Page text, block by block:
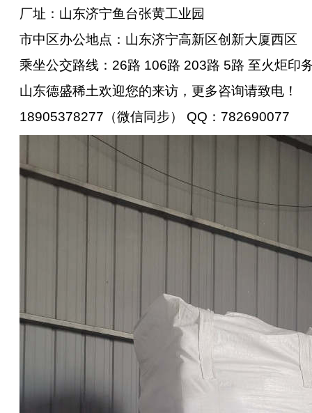
厂址：山东济宁鱼台张黄工业园
市中区办公地点：山东济宁高新区创新大厦西区
乘坐公交路线：26路 106路 203路 5路 至火炬印
山东德盛稀土欢迎您的来访，更多咨询请致电！
18905378277 （微信同步） QQ：782690077